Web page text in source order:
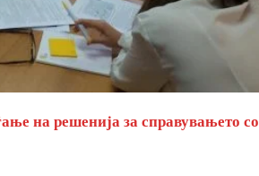
на решенија за справувањето со